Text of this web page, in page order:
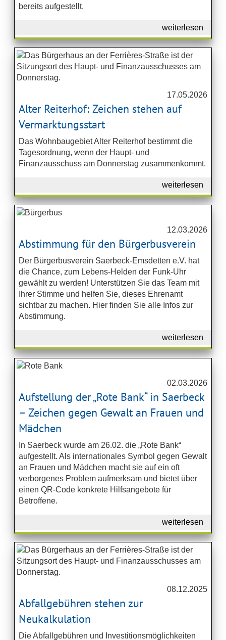
bereits aufgestellt.
weiterlesen
Alter Reiterhof: Zeichen stehen auf
Vermarktungsstart
17.05.2026
Das Wohnbaugebiet Alter Reiterhof bestimmt die
Tagesordnung, wenn der Haupt- und
Finanzausschuss am Donnerstag zusammenkommt.
weiterlesen
Abstimmung für den Bürgerbusverein
12.03.2026
Der Bürgerbusverein Saerbeck-Emsdetten e.V. hat
die Chance, zum Lebens-Helden der Funk-Uhr
gewählt zu werden! Unterstützen Sie das Team mit
Ihrer Stimme und helfen Sie, dieses Ehrenamt
sichtbar zu machen. Hier finden Sie alle Infos zur
Abstimmung.
weiterlesen
Aufstellung der „Rote Bank“ in Saerbeck
– Zeichen gegen Gewalt an Frauen und
Mädchen
02.03.2026
In Saerbeck wurde am 26.02. die „Rote Bank“
aufgestellt. Als internationales Symbol gegen Gewalt
an Frauen und Mädchen macht sie auf ein oft
verborgenes Problem aufmerksam und bietet über
einen QR-Code konkrete Hilfsangebote für
Betroffene.
weiterlesen
Abfallgebühren stehen zur
Neukalkulation
08.12.2025
Die Abfallgebühren und Investitionsmöglichkeiten